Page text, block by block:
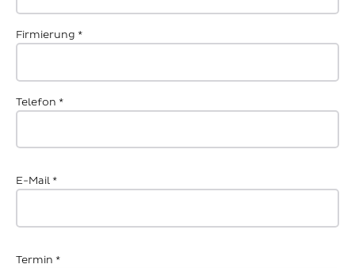
Firmierung *
Telefon *
E-Mail *
Termin *